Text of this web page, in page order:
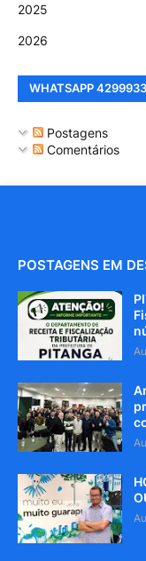
2025
2026
WHATSAPP
Postagens
Comentários
POSTAGENS EM